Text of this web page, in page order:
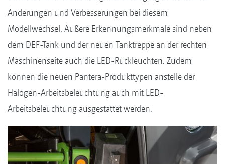
Änderungen und Verbesserungen bei diesem
Modellwechsel. Äußere Erkennungsmerkmale sind neben
dem DEF-Tank und der neuen Tanktreppe an der rechten
Maschinenseite auch die LED-Rückleuchten. Zudem
können die neuen Pantera-Produkttypen anstelle der
Halogen-Arbeitsbeleuchtung auch mit LED-
Arbeitsbeleuchtung ausgestattet werden.